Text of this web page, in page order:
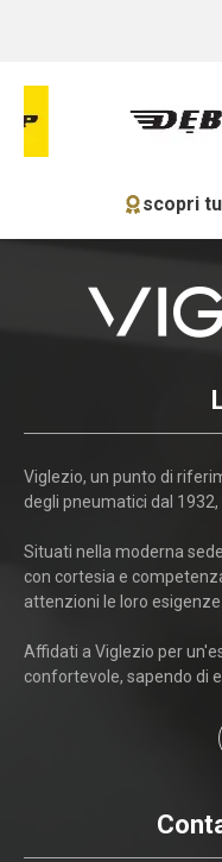
scopri
Viglezio, un punto di
degli pneumatici dal
Situati nella moderna
con cortesia e
attenzioni le loro esigenze.
Affidati a Viglezio per
confortevole, sapendo di